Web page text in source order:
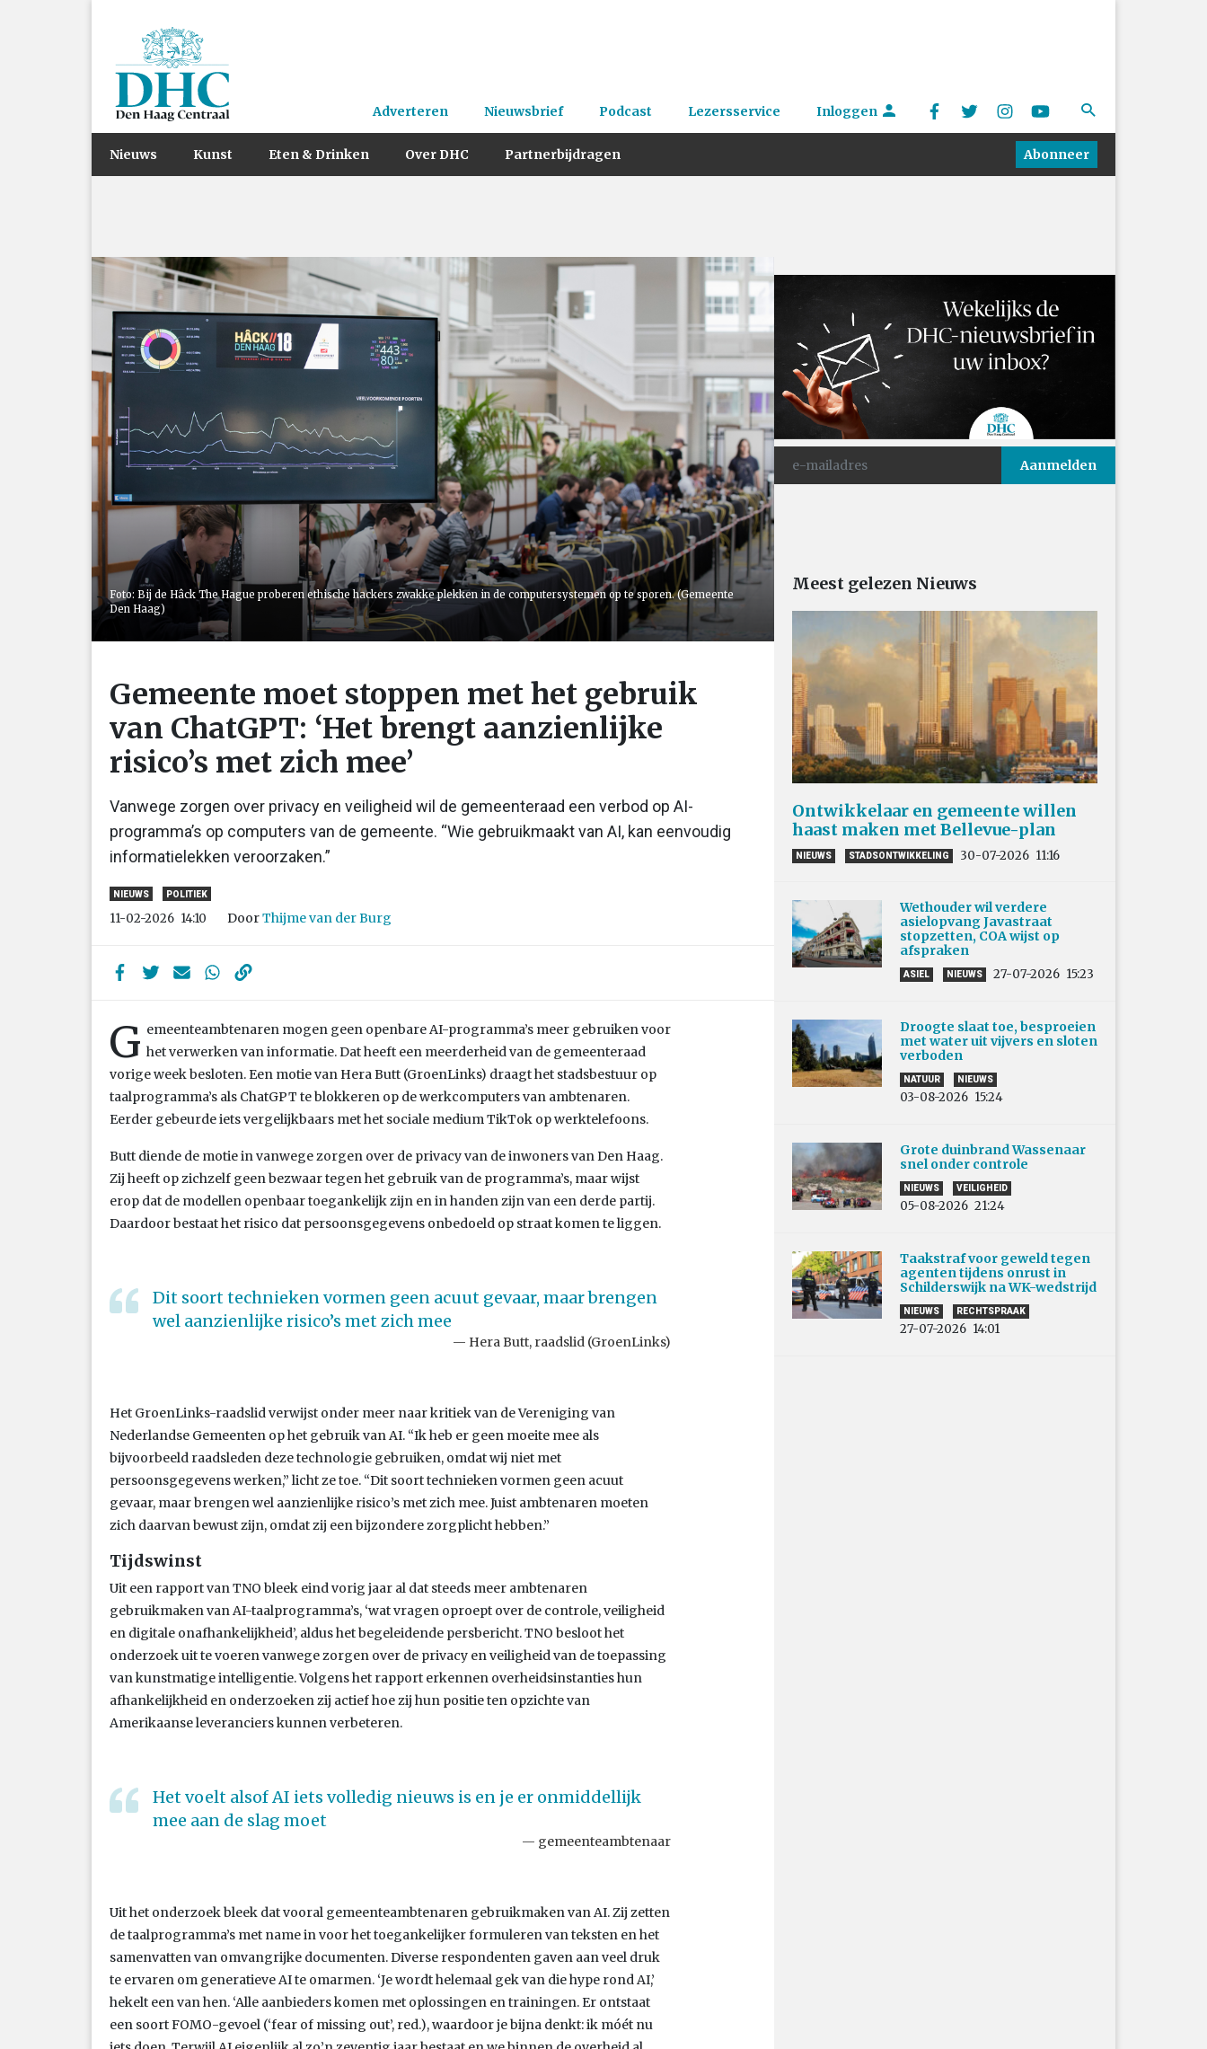
Adverteren Nieuwsbrief Podcast Lezersservice Inloggen
Nieuws Kunst Eten & Drinken Over DHC Partnerbijdragen Abonneer
Foto: Bij de Hâck The Hague proberen ethische hackers zwakke plekken in de computersystemen op te sporen. (Gemeente
Den Haag)
Gemeente moet stoppen met het gebruik
van ChatGPT: ‘Het brengt aanzienlijke
risico’s met zich mee’
Vanwege zorgen over privacy en veiligheid wil de gemeenteraad een verbod op AI-
programma’s op computers van de gemeente. “Wie gebruikmaakt van AI, kan eenvoudig
informatielekken veroorzaken.”
NIEUWS POLITIEK
11-02-2026 14:10 DoorThijme van der Burg
G emeenteambtenaren mogen geen openbare AI-programma’s meer gebruiken voor
het verwerken van informatie. Dat heeft een meerderheid van de gemeenteraad
vorige week besloten. Een motie van Hera Butt (GroenLinks) draagt het stadsbestuur op
taalprogramma’s als ChatGPT te blokkeren op de werkcomputers van ambtenaren.
Eerder gebeurde iets vergelijkbaars met het sociale medium TikTok op werktelefoons.
Butt diende de motie in vanwege zorgen over de privacy van de inwoners van Den Haag.
Zij heeft op zichzelf geen bezwaar tegen het gebruik van de programma’s, maar wijst
erop dat de modellen openbaar toegankelijk zijn en in handen zijn van een derde partij.
Daardoor bestaat het risico dat persoonsgegevens onbedoeld op straat komen te liggen.
Dit soort technieken vormen geen acuut gevaar, maar brengen
wel aanzienlijke risico’s met zich mee
Hera Butt, raadslid (GroenLinks)
Het GroenLinks-raadslid verwijst onder meer naar kritiek van de Vereniging van
Nederlandse Gemeenten op het gebruik van AI. “Ik heb er geen moeite mee als
bijvoorbeeld raadsleden deze technologie gebruiken, omdat wij niet met
persoonsgegevens werken,” licht ze toe. “Dit soort technieken vormen geen acuut
gevaar, maar brengen wel aanzienlijke risico’s met zich mee. Juist ambtenaren moeten
zich daarvan bewust zijn, omdat zij een bijzondere zorgplicht hebben.”
Tijdswinst
Uit een rapport van TNO bleek eind vorig jaar al dat steeds meer ambtenaren
gebruikmaken van AI-taalprogramma’s, ‘wat vragen oproept over de controle, veiligheid
en digitale onafhankelijkheid’, aldus het begeleidende persbericht. TNO besloot het
onderzoek uit te voeren vanwege zorgen over de privacy en veiligheid van de toepassing
van kunstmatige intelligentie. Volgens het rapport erkennen overheidsinstanties hun
afhankelijkheid en onderzoeken zij actief hoe zij hun positie ten opzichte van
Amerikaanse leveranciers kunnen verbeteren.
Het voelt alsof AI iets volledig nieuws is en je er onmiddellijk
mee aan de slag moet
gemeenteambtenaar
Uit het onderzoek bleek dat vooral gemeenteambtenaren gebruikmaken van AI. Zij zetten
de taalprogramma’s met name in voor het toegankelijker formuleren van teksten en het
samenvatten van omvangrijke documenten. Diverse respondenten gaven aan veel druk
te ervaren om generatieve AI te omarmen. ‘Je wordt helemaal gek van die hype rond AI,’
hekelt een van hen. ‘Alle aanbieders komen met oplossingen en trainingen. Er ontstaat
een soort FOMO-gevoel (‘fear of missing out’, red.), waardoor je bijna denkt: ik móét nu
Meest gelezen Nieuws
Ontwikkelaar en gemeente willen
haast maken met Bellevue-plan
NIEUWS STADSONTWIKKELING 30-07-2026 11:16
Wethouder wil verdere
asielopvang Javastraat
stopzetten, COA wijst op
afspraken
ASIEL NIEUWS 27-07-2026 15:23
Droogte slaat toe, besproeien
met water uit vijvers en sloten
verboden
NATUUR NIEUWS
03-08-2026 15:24
Grote duinbrand Wassenaar
snel onder controle
NIEUWS VEILIGHEID
05-08-2026 21:24
Taakstraf voor geweld tegen
agenten tijdens onrust in
Schilderswijk na WK-wedstrijd
NIEUWS RECHTSPRAAK
27-07-2026 14:01